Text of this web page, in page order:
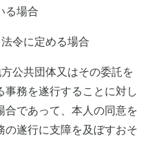
る場合
令に定める場合
公共団体又はその委託を
務を遂行することに対し
合であって、本人の同意を
遂行に支障を及ぼすおそ